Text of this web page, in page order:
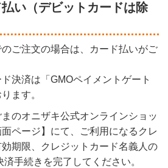
い（デビットカードは除
ご注文の場合は、カード払いがご
決済は「GMOペイメントゲート
ます。
のオニザキ公式オンラインショッ
ページ】にて、ご利用になるクレ
期限、クレジットカード名義人の
手続きを完了してください。